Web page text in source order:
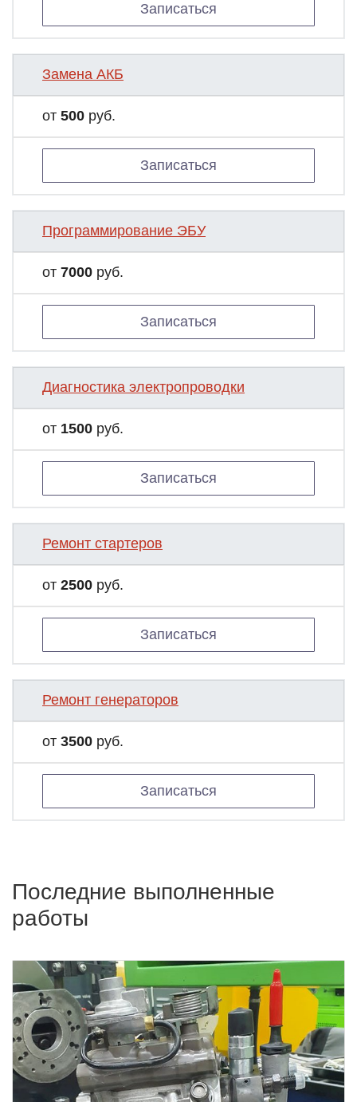
Записаться
Замена АКБ
от 500 руб.
Записаться
Программирование ЭБУ
от 7000 руб.
Записаться
Диагностика электропроводки
от 1500 руб.
Записаться
Ремонт стартеров
от 2500 руб.
Записаться
Ремонт генераторов
от 3500 руб.
Записаться
Последние выполненные
работы